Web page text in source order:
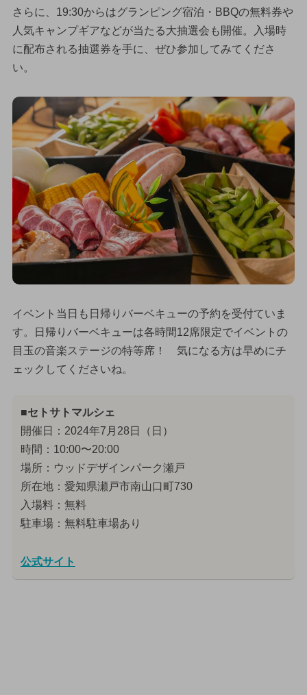
さらに、19:30からはグランピング宿泊・BBQの無料券や
人気キャンプギアなどが当たる大抽選会も開催。入場時
に配布される抽選券を手に、ぜひ参加してみてくださ
い。
イベント当日も日帰りバーベキューの予約を受付ていま
す。日帰りバーベキューは各時間12席限定でイベントの
目玉の音楽ステージの特等席！ 気になる方は早めにチ
ェックしてくださいね。
■セトサトマルシェ
開催日：2024年7月28日（日）
時間：10:00〜20:00
場所：ウッドデザインパーク瀬戸
所在地：愛知県瀬戸市南山口町730
入場料：無料
駐車場：無料駐車場あり
公式サイト